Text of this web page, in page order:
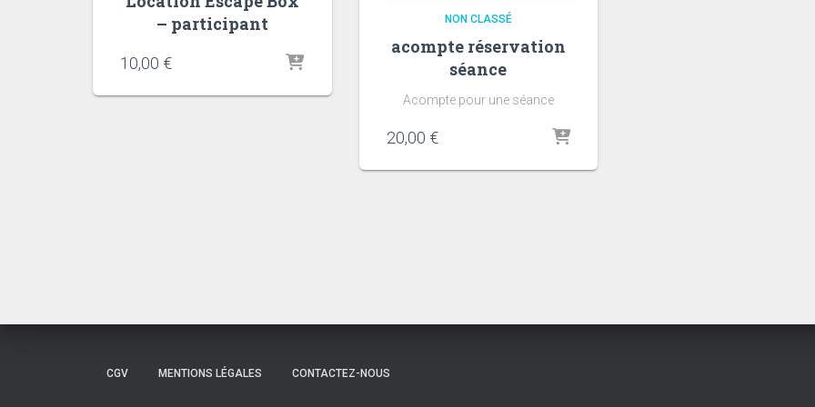
– participant
10,00 €
NON CLASSÉ
acompte réservation
séance
Acompte pour une séance
20,00 €
CGV MENTIONS LÉGALES CONTACTEZ-NOUS